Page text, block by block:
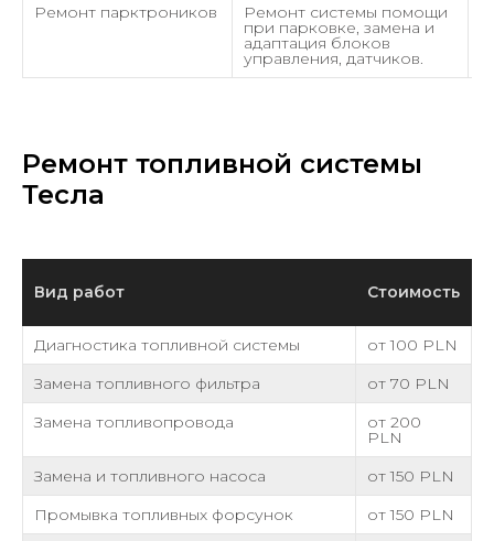
Ремонт парктроников Ремонт системы помощи
при парковке, замена и
адаптация блоков
управления, датчиков.
Ремонт топливной системы
Тесла
Вид работ Стоимость
Диагностика топливной системы
от 100 PLN
Замена топливного фильтра
от 70 PLN
Замена топливопровода
от 200
PLN
Замена и топливного насоса
от 150 PLN
Промывка топливных форсунок
от 150 PLN